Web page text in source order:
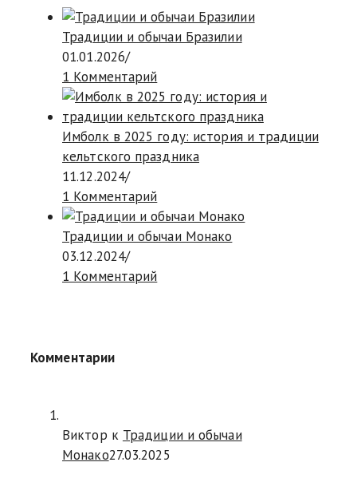
Традиции и обычаи Бразилии
01.01.2026/
1 Комментарий
Имболк в 2025 году: история и традиции
кельтского праздника
11.12.2024/
1 Комментарий
Традиции и обычаи Монако
03.12.2024/
1 Комментарий
Комментарии
Виктор к Традиции и обычаи
Монако27.03.2025